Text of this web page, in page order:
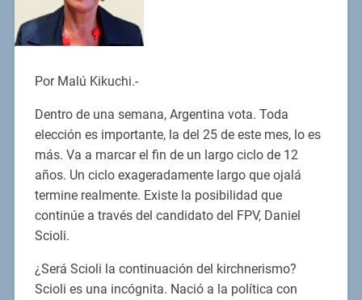
Por Malú Kikuchi.-
Dentro de una semana, Argentina vota. Toda
elección es importante, la del 25 de este mes, lo es
más. Va a marcar el fin de un largo ciclo de 12
años. Un ciclo exageradamente largo que ojalá
termine realmente. Existe la posibilidad que
continúe a través del candidato del FPV, Daniel
Scioli.
¿Será Scioli la continuación del kirchnerismo?
Scioli es una incógnita. Nació a la política con